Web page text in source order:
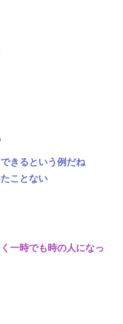
きるという例だね
ことない
一時でも時の人になっ